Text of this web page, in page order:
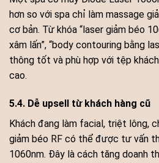
hơn so với spa chỉ làm massage
cơ bản. Từ khóa “laser giảm béo
xâm lấn”, “body contouring bằng
thông tốt và phù hợp với tệp
cao.
5.4. Dễ upsell từ khách hàng cũ
Khách đang làm facial, triệt lông,
giảm béo RF có thể được tư vấn
1060nm. Đây là cách tăng doanh